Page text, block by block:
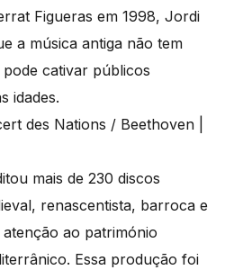
Figueras em 1998, Jordi
a música antiga não tem
cativar públicos
idades.
mais de 230 discos
renascentista, barroca e
ao património
Essa produção foi